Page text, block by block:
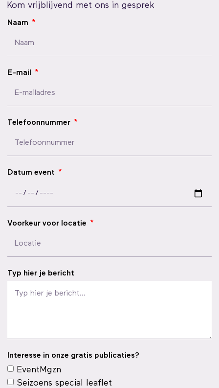
Kom vrijblijvend met ons in gesprek
Naam
E-mail
Telefoonnummer
Datum event
Voorkeur voor locatie
Typ hier je bericht
Interesse in onze gratis publicaties?
EventMgzn
Seizoens special leaflet